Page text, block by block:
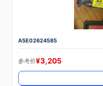
A5E02624585
参考价¥3,205